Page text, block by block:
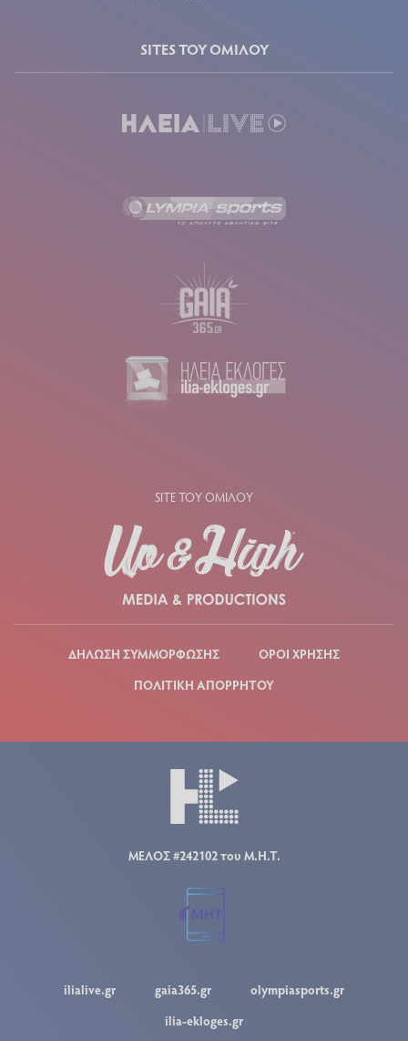
SITES ΤΟΥ ΟΜΙΛΟΥ
SITE ΤΟΥ ΟΜΙΛΟΥ
ΔΗΛΩΣΗ ΣΥΜΜΟΡΦΩΣΗΣ
ΟΡΟΙ ΧΡΗΣΗΣ
ΠΟΛΙΤΙΚΗ ΑΠΟΡΡΗΤΟΥ
ΜΕΛΟΣ #242102 του Μ.Η.Τ.
ilialive.gr gaia365.gr
olympiasports.gr
ilia-ekloges.gr